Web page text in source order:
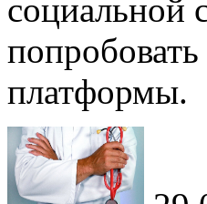
социальной
платформы.